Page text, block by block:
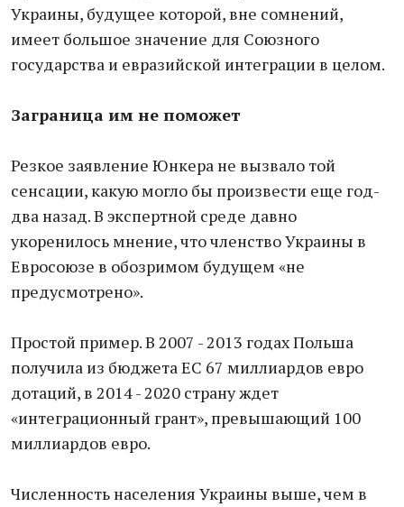
Украины, будущее которой, вне сомнений,
имеет большое значение для Союзного
государства и евразийской интеграции в целом.
Заграница им не поможет
Резкое заявление Юнкера не вызвало той
сенсации, какую могло бы произвести еще год-
два назад. В экспертной среде давно
укоренилось мнение, что членство Украины в
Евросоюзе в обозримом будущем «не
предусмотрено».
Простой пример. В 2007 - 2013 годах Польша
получила из бюджета ЕС 67 миллиардов евро
дотаций, в 2014 - 2020 страну ждет
«интеграционный грант», превышающий 100
миллиардов евро.
Численность населения Украины выше, чем в